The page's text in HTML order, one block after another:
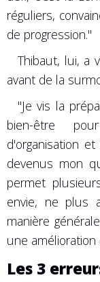
réguliers,
de progression."
Thibaut, lui, a
avant de la
"Je vis la
bien-être
d'organisation
devenus mon
permet
envie, ne plus
manière
une
Les 3